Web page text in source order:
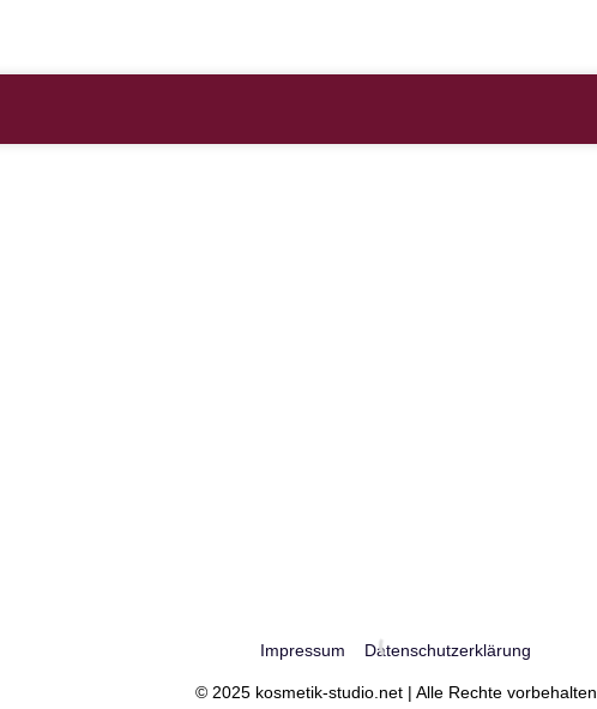
Impressum Datenschutzerklärung
© 2025 kosmetik-studio.net | Alle Rechte vorbehalten